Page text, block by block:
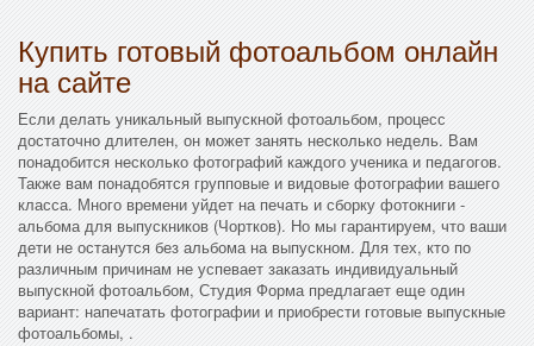
Купить готовый фотоальбом онлайн
на сайте
Если делать уникальный выпускной фотоальбом, процесс
достаточно длителен, он может занять несколько недель. Вам
понадобится несколько фотографий каждого ученика и педагогов.
Также вам понадобятся групповые и видовые фотографии вашего
класса. Много времени уйдет на печать и сборку фотокниги -
альбома для выпускников (Чортков). Но мы гарантируем, что ваши
дети не останутся без альбома на выпускном. Для тех, кто по
различным причинам не успевает заказать индивидуальный
выпускной фотоальбом, Студия Форма предлагает еще один
вариант: напечатать фотографии и приобрести готовые выпускные
фотоальбомы, .